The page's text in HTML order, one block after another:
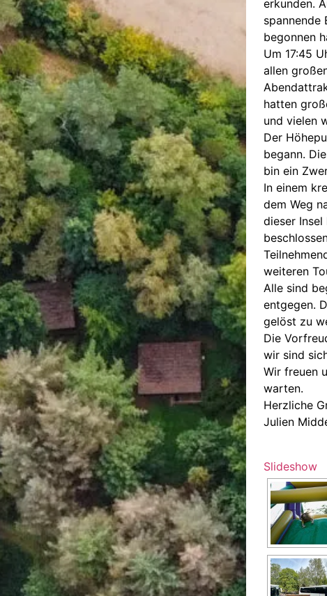
erkunden.
spannende
begonnen
Um 17:45
allen
hatten
und vielen
Der
begann.
bin ein
In einem
dem Weg
dieser
weiteren
Alle sind
entgegen.
gelöst zu
Die
wir sind
Wir freuen
warten.
Herzliche
Julien
Slideshow